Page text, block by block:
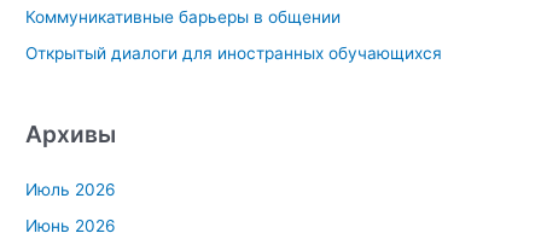
Коммуникативные барьеры в общении
Открытый диалоги для иностранных обучающихся
Архивы
Июль 2026
Июнь 2026